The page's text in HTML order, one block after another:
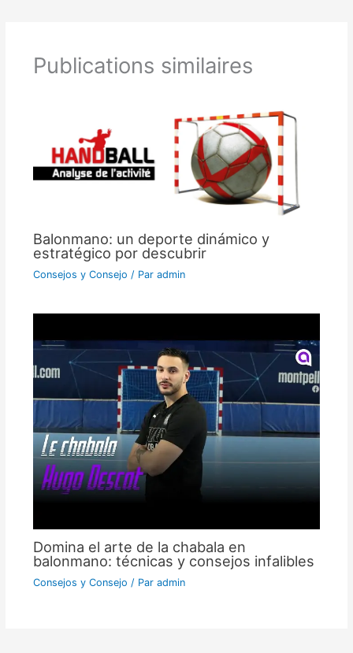
Publications similaires
Balonmano: un deporte dinámico y
estratégico por descubrir
Consejos y Consejo / Par admin
Domina el arte de la chabala en
balonmano: técnicas y consejos infalibles
Consejos y Consejo / Par admin